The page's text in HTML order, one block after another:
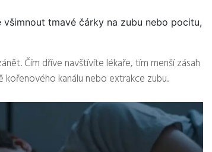
všimnout tmavé čárky na zubu nebo pocitu,
Čím dříve navštívíte lékaře, tím menší zásah
kanálu nebo extrakce zubu.